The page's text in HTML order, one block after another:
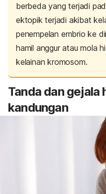
berbeda yang terjadi
ektopik terjadi akibat
penempelan embrio ke
hamil anggur atau mola
kelainan kromosom.
Tanda dan gejala
kandungan